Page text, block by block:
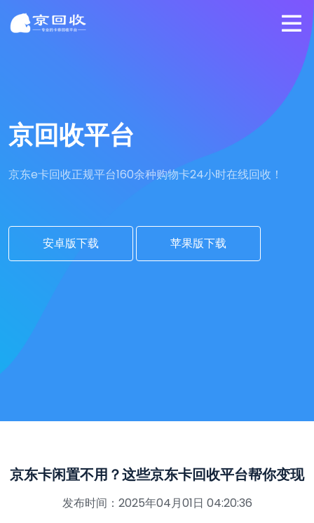
京回收平台
京东e卡回收正规平台160余种购物卡24小时在线回收！
安卓版下载 苹果版下载
京东卡闲置不用？这些京东卡回收平台帮你变现
发布时间：2025年04月01日 04:20:36